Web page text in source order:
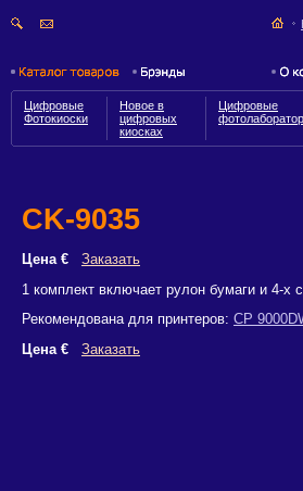
Цифровые
Фотокиоски
Новое в
цифровых
киосках
Цифровые
CK-9035
Цена €
Заказать
1 комплект включает рулон бумаги и 4-
Рекомендована для принтеров: CP
Цена €
Заказать